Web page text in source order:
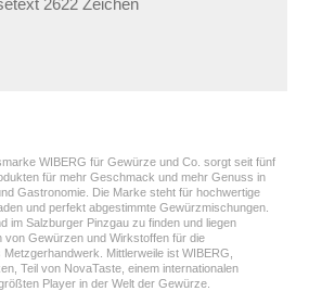
WIBERG für Gewürze und Co. sorgt seit fünf
für mehr Geschmack und mehr Genuss in
Gastronomie. Die Marke steht für hochwertige
und perfekt abgestimmte Gewürzmischungen.
im Salzburger Pinzgau zu finden und liegen
von Gewürzen und Wirkstoffen für die
Mittlerweile ist WIBERG,
Teil von NovaTaste, einem internationalen
Player in der Welt der Gewürze.